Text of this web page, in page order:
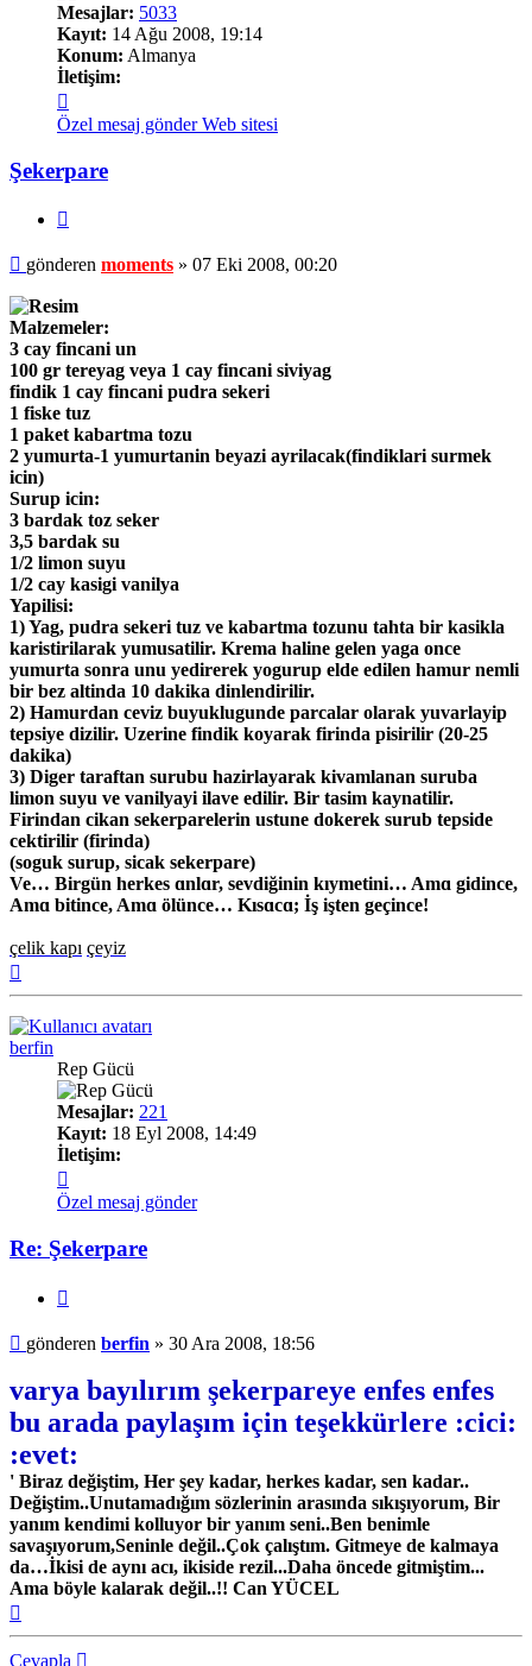
Mesajlar: 5033
Kayıt: 14 Ağu 2008, 19:14
Konum: Almanya
İletişim:
moments
Özel mesaj gönder Web sitesi
Şekerpare
Mesaj
gönderen moments » 07 Eki 2008, 00:20
Malzemeler:
3 cay fincani un
100 gr tereyag veya 1 cay fincani siviyag
findik 1 cay fincani pudra sekeri
1 fiske tuz
1 paket kabartma tozu
2 yumurta-1 yumurtanin beyazi ayrilacak(findiklari surmek
icin)
Surup icin:
3 bardak toz seker
3,5 bardak su
1/2 limon suyu
1/2 cay kasigi vanilya
Yapilisi:
1) Yag, pudra sekeri tuz ve kabartma tozunu tahta bir kasikla
karistirilarak yumusatilir. Krema haline gelen yaga once
yumurta sonra unu yedirerek yogurup elde edilen hamur nemli
bir bez altinda 10 dakika dinlendirilir.
2) Hamurdan ceviz buyuklugunde parcalar olarak yuvarlayip
tepsiye dizilir. Uzerine findik koyarak firinda pisirilir (20-25
dakika)
3) Diger taraftan surubu hazirlayarak kivamlanan suruba
limon suyu ve vanilyayi ilave edilir. Bir tasim kaynatilir.
Firindan cikan sekerparelerin ustune dokerek surub tepside
cektirilir (firinda)
(soguk surup, sicak sekerpare)
Ve… Birgün herkes ɑnlɑr, sevdiğinin kıymetini… Amɑ gidince,
Amɑ bitince, Amɑ ölünce… Kısɑcɑ; İş işten geçince!
çelik kapı çeyiz
berfin
Rep Gücü
Mesajlar: 221
Kayıt: 18 Eyl 2008, 14:49
İletişim:
berfin
Özel mesaj gönder
Re: Şekerpare
Mesaj
gönderen berfin » 30 Ara 2008, 18:56
varya bayılırım şekerpareye enfes enfes
bu arada paylaşım için teşekkürlere :cici:
:evet:
' Biraz değiştim, Her şey kadar, herkes kadar, sen kadar..
Değiştim..Unutamadığım sözlerinin arasında sıkışıyorum, Bir
yanım kendimi kolluyor bir yanım seni..Ben benimle
savaşıyorum,Seninle değil..Çok çalıştım. Gitmeye de kalmaya
da…İkisi de aynı acı, ikiside rezil...Daha öncede gitmiştim...
Ama böyle kalarak değil..!! Can YÜCEL
Cevapla